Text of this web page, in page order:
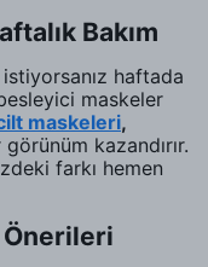
Bakım
haftada
maskeler
maskeleri,
kazandırır.
farkı hemen
Önerileri